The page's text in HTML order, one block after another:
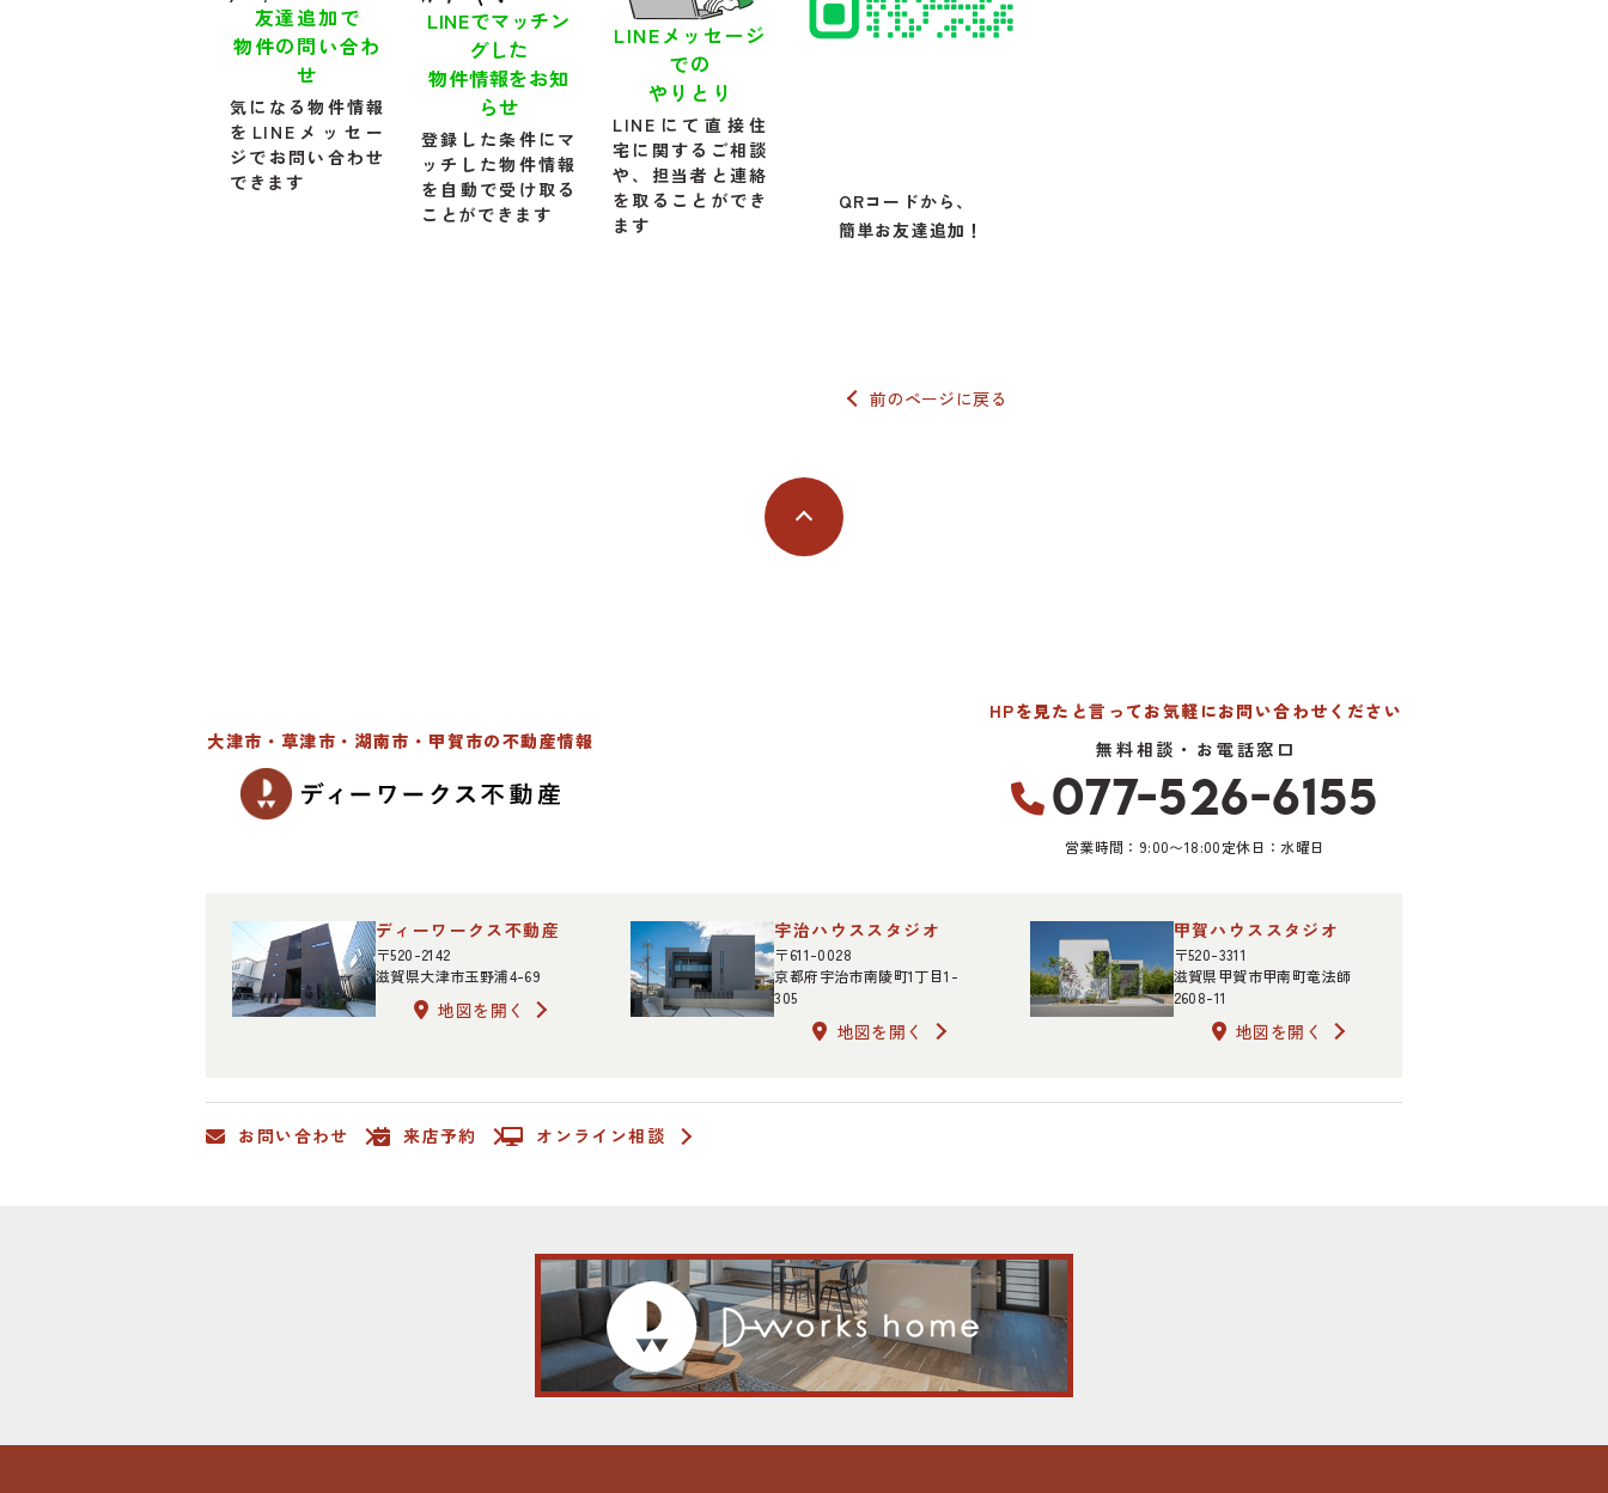
友達追加で
物件の問い合わ
せ
気になる物件情報
をLINEメッセー
ジでお問い合わせ
できます
LINEでマッチン
グした
物件情報をお知
らせ
登録した条件にマ
ッチした物件情報
を自動で受け取る
ことができます
LINEメッセージ
での
やりとり
LINEにて直接住
宅に関するご相談
や、担当者と連絡
を取ることができ
ます
QRコードから、
簡単お友達追加！
前のページに戻る
大津市・草津市・湖南市・甲賀市の不動産情報
HPを見たと言ってお気軽にお問い合わせください
無料相談・お電話窓口
077-526-6155
営業時間：9:00〜18:00定休日：水曜日
ディーワークス不動産
〒520-2142
滋賀県大津市玉野浦4-69
地図を開く
宇治ハウススタジオ
〒611-0028
京都府宇治市南陵町1丁目1-
305
地図を開く
甲賀ハウススタジオ
〒520-3311
滋賀県甲賀市甲南町竜法師
2608-11
地図を開く
お問い合わせ 来店予約 オンライン相談